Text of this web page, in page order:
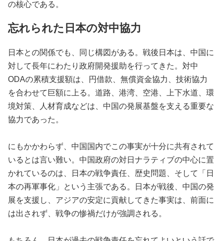
の核心である。
忘れられた日本の対中協力
日本との関係でも、同じ構図がある。戦後日本は、中国に
対して長年にわたり政府開発援助を行ってきた。対中
ODAの累積支援額は、円借款、無償資金協力、技術協力
を合わせて巨額に上る。道路、港湾、空港、上下水道、環
境対策、人材育成などは、中国の発展基盤を支える重要な
協力であった。
にもかかわらず、中国国内でこの事実が十分に共有されて
いるとは言い難い。中国政府の対日ナラティブの中心に置
かれているのは、日本の戦争責任、歴史問題、そして「日
本の再軍事化」という主張である。日本が戦後、中国の発
展を支援し、アジアの安定に貢献してきた事実は、前面に
は出されず、戦争の惨禍だけが強調される。